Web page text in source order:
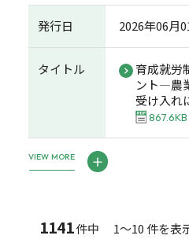
発行日 2026年06月
タイトル
育成就労
ント―農
受け入
867.6KB
VIEW MORE
1141件中 1～10 件を表